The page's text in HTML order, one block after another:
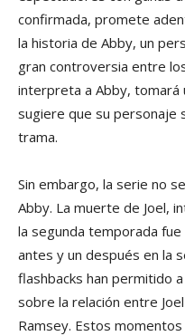
confirmada, promete
la historia de Abby, un
gran controversia entre
interpreta a Abby, tomará
sugiere que su personaje
trama.
Sin embargo, la serie no
Abby. La muerte de Joel,
la segunda temporada
antes y un después en la
flashbacks han permitido
sobre la relación entre
Ramsey. Estos